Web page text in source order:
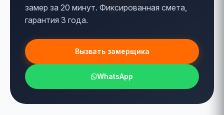
замер за 20 минут. Фиксированная смета,
гарантия 3 года.
Вызвать замерщика
WhatsApp